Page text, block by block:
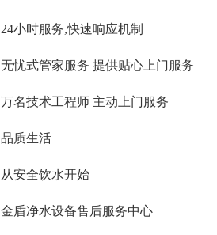
24小时服务,快速响应机制
无忧式管家服务 提供贴心上门服务
万名技术工程师 主动上门服务
品质生活
从安全饮水开始
金盾净水设备售后服务中心